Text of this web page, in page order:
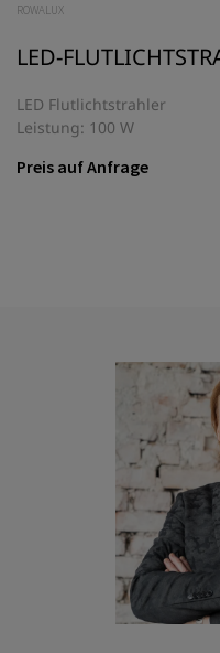
ROWALUX
LED-
LED Flutlichtstrahler
Leistung: 100 W
Preis auf Anfrage